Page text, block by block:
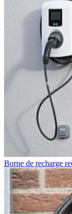
Borne de recharge